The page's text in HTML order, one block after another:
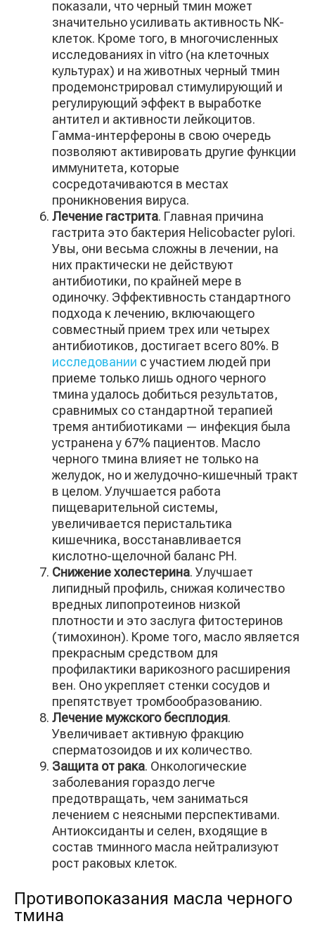
показали, что черный тмин может
значительно усиливать активность NK-
клеток. Кроме того, в многочисленных
исследованиях in vitro (на клеточных
культурах) и на животных черный тмин
продемонстрировал стимулирующий и
регулирующий эффект в выработке
антител и активности лейкоцитов.
Гамма-интерфероны в свою очередь
позволяют активировать другие функции
иммунитета, которые
сосредотачиваются в местах
проникновения вируса.
Лечение гастрита. Главная причина
гастрита это бактерия Helicobacter pylori.
Увы, они весьма сложны в лечении, на
них практически не действуют
антибиотики, по крайней мере в
одиночку. Эффективность стандартного
подхода к лечению, включающего
совместный прием трех или четырех
антибиотиков, достигает всего 80%. В
исследовании с участием людей при
приеме только лишь одного черного
тмина удалось добиться результатов,
сравнимых со стандартной терапией
тремя антибиотиками — инфекция была
устранена у 67% пациентов. Масло
черного тмина влияет не только на
желудок, но и желудочно-кишечный тракт
в целом. Улучшается работа
пищеварительной системы,
увеличивается перистальтика
кишечника, восстанавливается
кислотно-щелочной баланс PH.
Снижение холестерина. Улучшает
липидный профиль, снижая количество
вредных липопротеинов низкой
плотности и это заслуга фитостеринов
(тимохинон). Кроме того, масло является
прекрасным средством для
профилактики варикозного расширения
вен. Оно укрепляет стенки сосудов и
препятствует тромбообразованию.
Лечение мужского бесплодия.
Увеличивает активную фракцию
сперматозоидов и их количество.
Защита от рака. Онкологические
заболевания гораздо легче
предотвращать, чем заниматься
лечением с неясными перспективами.
Антиоксиданты и селен, входящие в
состав тминного масла нейтрализуют
рост раковых клеток.
Противопоказания масла черного
тмина